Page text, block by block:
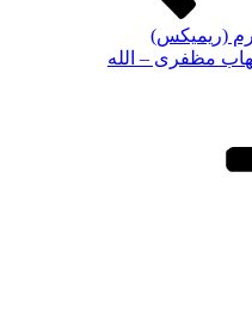
(ریمیکس)
مظفری – الله